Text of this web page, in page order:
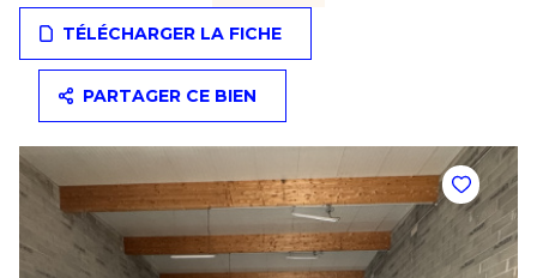
TÉLÉCHARGER LA FICHE
PARTAGER CE BIEN